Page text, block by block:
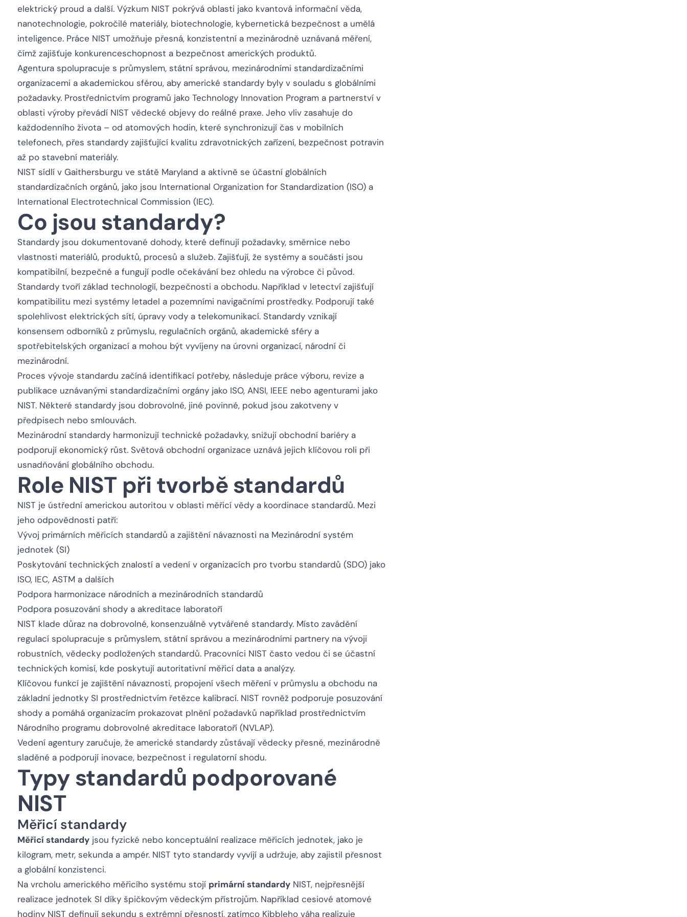
elektrický proud a další. Výzkum NIST pokrývá oblasti jako kvantová informační věda,
nanotechnologie, pokročilé materiály, biotechnologie, kybernetická bezpečnost a umělá
inteligence. Práce NIST umožňuje přesná, konzistentní a mezinárodně uznávaná měření,
čímž zajišťuje konkurenceschopnost a bezpečnost amerických produktů.
Agentura spolupracuje s průmyslem, státní správou, mezinárodními standardizačními
organizacemi a akademickou sférou, aby americké standardy byly v souladu s globálními
požadavky. Prostřednictvím programů jako Technology Innovation Program a partnerství v
oblasti výroby převádí NIST vědecké objevy do reálné praxe. Jeho vliv zasahuje do
každodenního života – od atomových hodin, které synchronizují čas v mobilních
telefonech, přes standardy zajišťující kvalitu zdravotnických zařízení, bezpečnost potravin
až po stavební materiály.
NIST sídlí v Gaithersburgu ve státě Maryland a aktivně se účastní globálních
standardizačních orgánů, jako jsou International Organization for Standardization (ISO) a
International Electrotechnical Commission (IEC).
Co jsou standardy?
Standardy jsou dokumentované dohody, které definují požadavky, směrnice nebo
vlastnosti materiálů, produktů, procesů a služeb. Zajišťují, že systémy a součásti jsou
kompatibilní, bezpečné a fungují podle očekávání bez ohledu na výrobce či původ.
Standardy tvoří základ technologií, bezpečnosti a obchodu. Například v letectví zajišťují
kompatibilitu mezi systémy letadel a pozemními navigačními prostředky. Podporují také
spolehlivost elektrických sítí, úpravy vody a telekomunikací. Standardy vznikají
konsensem odborníků z průmyslu, regulačních orgánů, akademické sféry a
spotřebitelských organizací a mohou být vyvíjeny na úrovni organizací, národní či
mezinárodní.
Proces vývoje standardu začíná identifikací potřeby, následuje práce výboru, revize a
publikace uznávanými standardizačními orgány jako ISO, ANSI, IEEE nebo agenturami jako
NIST. Některé standardy jsou dobrovolné, jiné povinné, pokud jsou zakotveny v
předpisech nebo smlouvách.
Mezinárodní standardy harmonizují technické požadavky, snižují obchodní bariéry a
podporují ekonomický růst. Světová obchodní organizace uznává jejich klíčovou roli při
usnadňování globálního obchodu.
Role NIST při tvorbě standardů
NIST je ústřední americkou autoritou v oblasti měřicí vědy a koordinace standardů. Mezi
jeho odpovědnosti patří:
Vývoj primárních měřicích standardů a zajištění návaznosti na Mezinárodní systém
jednotek (SI)
Poskytování technických znalostí a vedení v organizacích pro tvorbu standardů (SDO) jako
ISO, IEC, ASTM a dalších
Podpora harmonizace národních a mezinárodních standardů
Podpora posuzování shody a akreditace laboratoří
NIST klade důraz na dobrovolné, konsenzuálně vytvářené standardy. Místo zavádění
regulací spolupracuje s průmyslem, státní správou a mezinárodními partnery na vývoji
robustních, vědecky podložených standardů. Pracovníci NIST často vedou či se účastní
technických komisí, kde poskytují autoritativní měřicí data a analýzy.
Klíčovou funkcí je zajištění návaznosti, propojení všech měření v průmyslu a obchodu na
základní jednotky SI prostřednictvím řetězce kalibrací. NIST rovněž podporuje posuzování
shody a pomáhá organizacím prokazovat plnění požadavků například prostřednictvím
Národního programu dobrovolné akreditace laboratoří (NVLAP).
Vedení agentury zaručuje, že americké standardy zůstávají vědecky přesné, mezinárodně
sladěné a podporují inovace, bezpečnost i regulatorní shodu.
Typy standardů podporované
NIST
Měřicí standardy
Měřicí standardy jsou fyzické nebo konceptuální realizace měřicích jednotek, jako je
kilogram, metr, sekunda a ampér. NIST tyto standardy vyvíjí a udržuje, aby zajistil přesnost
a globální konzistenci.
Na vrcholu amerického měřicího systému stojí primární standardy NIST, nejpřesnější
realizace jednotek SI díky špičkovým vědeckým přístrojům. Například cesiové atomové
hodiny NIST definují sekundu s extrémní přesností, zatímco Kibbleho váha realizuje